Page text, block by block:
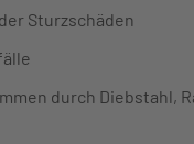
Sturzschäden
durch Diebstahl,